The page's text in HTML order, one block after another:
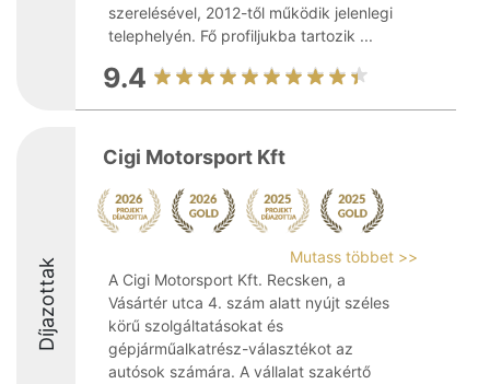
szerelésével, 2012-től működik jelenlegi
telephelyén. Fő profiljukba tartozik ...
9.4
Díjazottak
Cigi Motorsport Kft
Mutass többet >>
A Cigi Motorsport Kft. Recsken, a
Vásártér utca 4. szám alatt nyújt széles
körű szolgáltatásokat és
gépjárműalkatrész-választékot az
autósok számára. A vállalat szakértő